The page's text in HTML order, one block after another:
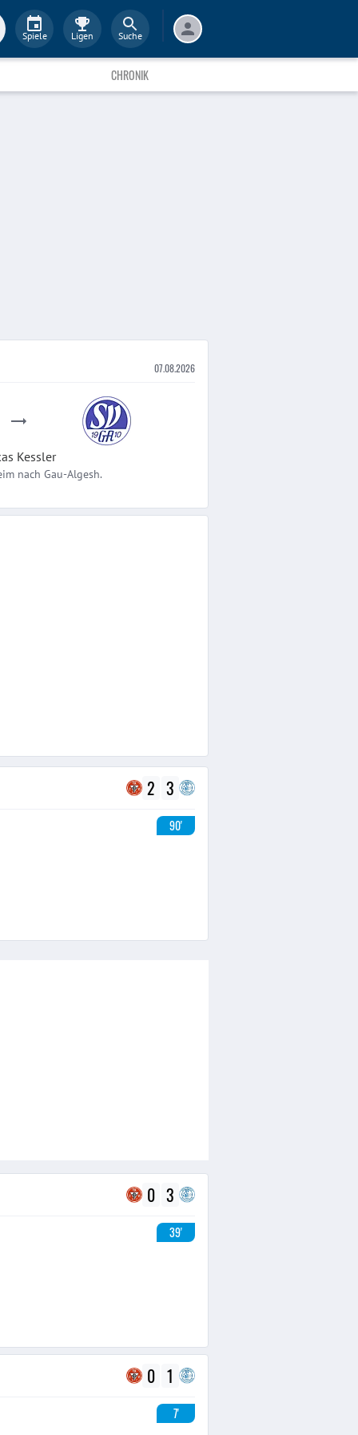
Spiele Ligen Suche
CHRONIK
07.08.2026
Kessler
nach Gau-Algesh.
2 3
90'
0 3
39'
0 1
7'